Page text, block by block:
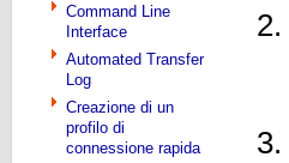
Command Line
Interface
Automated Transfer
Log
Creazione di un
profilo di
connessione rapida